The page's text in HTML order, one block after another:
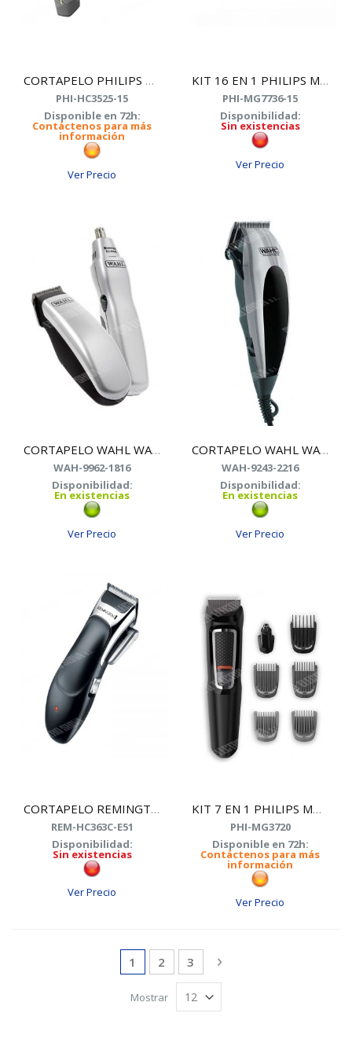
CORTAPELO PHILIPS HC3525/15
PHI-HC3525-15
Disponible en 72h:
Contáctenos para más
información
Ver Precio
KIT 16 EN 1 PHILIPS MG7736/15 MULTIGROOM
PHI-MG7736-15
Disponibilidad:
Sin existencias
Ver Precio
CORTAPELO WAHL WA09962-1816 KIT VIAJE
WAH-9962-1816
Disponibilidad:
En existencias
Ver Precio
CORTAPELO WAHL WA09243-2216
WAH-9243-2216
Disponibilidad:
En existencias
Ver Precio
CORTAPELO REMINGTON HC-363C E51
REM-HC363C-E51
Disponibilidad:
Sin existencias
Ver Precio
KIT 7 EN 1 PHILIPS MG3720
PHI-MG3720
Disponible en 72h:
Contáctenos para más
información
Ver Precio
Page
You're currently reading page
1 Page
2 Page
3 Page
Siguiente
Mostrar